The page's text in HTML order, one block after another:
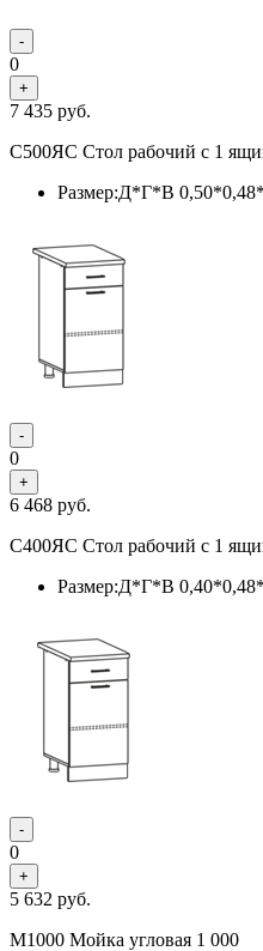
-
0
+
7 435 руб.
С500ЯС Стол рабочий с 1
Размер:Д*Г*В
-
0
+
6 468 руб.
С400ЯС Стол рабочий с 1
Размер:Д*Г*В
-
0
+
5 632 руб.
М1000 Мойка угловая 1 000